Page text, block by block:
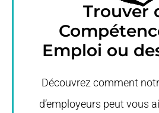
Trouver
Emploi ou
Découvrez comment
d’employeurs peut vous